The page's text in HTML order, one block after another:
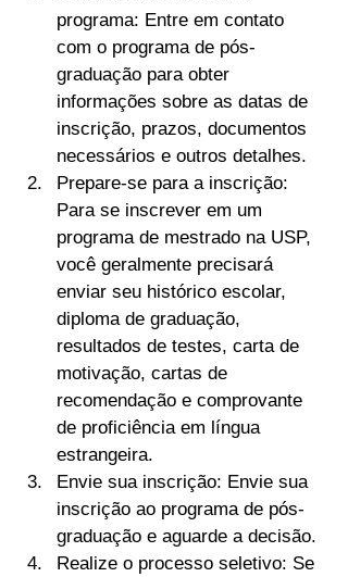
programa: Entre em contato
com o programa de pós-
graduação para obter
informações sobre as datas de
inscrição, prazos, documentos
necessários e outros detalhes.
Prepare-se para a inscrição:
Para se inscrever em um
programa de mestrado na USP,
você geralmente precisará
enviar seu histórico escolar,
diploma de graduação,
resultados de testes, carta de
motivação, cartas de
recomendação e comprovante
de proficiência em língua
estrangeira.
Envie sua inscrição: Envie sua
inscrição ao programa de pós-
graduação e aguarde a decisão.
Realize o processo seletivo: Se